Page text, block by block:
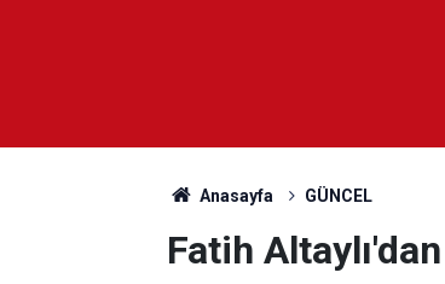
Anasayfa GÜNCEL
Fatih